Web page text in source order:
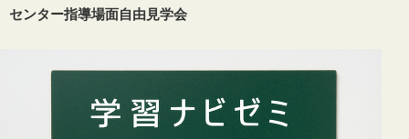
センター指導場面自由見学会